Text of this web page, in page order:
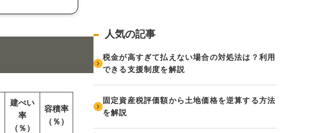
建ぺい
率
（％）
容積率
（％）
人気の記事
税金が高すぎて払えない場合の対処法は？利用
できる支援制度を解説
固定資産税評価額から土地価格を逆算する方法
を解説